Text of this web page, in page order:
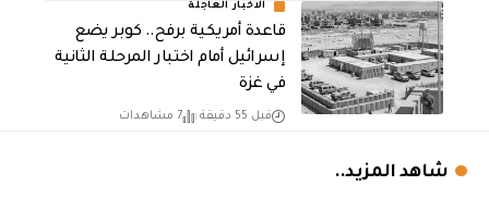
الاخبار العاجلة
قاعدة أمريكية برفح.. كوبر يضع
إسرائيل أمام اختبار المرحلة الثانية
في غزة
قبل 55 دقيقة 7 مشاهدات
شاهد المزيد..